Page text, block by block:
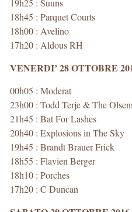
18h45 : Parquet Courts
18h00 : Avelino
17h20 : Aldous RH
VENERDI’ 28 OTTOBRE
00h05 : Moderat
23h00 : Todd Terje & The
21h45 : Bat For Lashes
20h40 : Explosions in The Sky
19h45 : Brandt Brauer Frick
18h55 : Flavien Berger
18h10 : Porches
17h20 : C Duncan